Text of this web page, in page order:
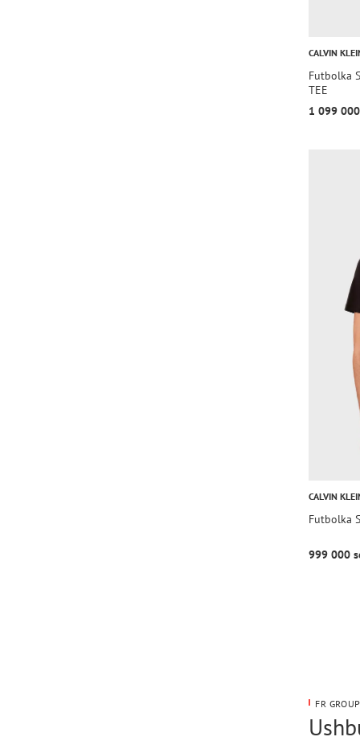
CALVIN
Futbolka
TEE
1 099 000
CALVIN
Futbolka
999 000
FR